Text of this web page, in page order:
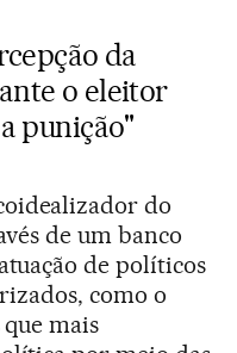
da
o eleitor
punição"
do
de um banco
de políticos
como o
mais